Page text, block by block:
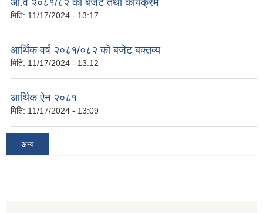
आ.व २०८१/८२ को बजेट तथा कार्यक्रम
मिति: 11/17/2024 - 13:17
आर्थिक वर्ष २०८१/०८२ को बजेट बक्तव्य
मिति: 11/17/2024 - 13:12
आर्थिक ऐन २०८१
मिति: 11/17/2024 - 13:09
अन्य